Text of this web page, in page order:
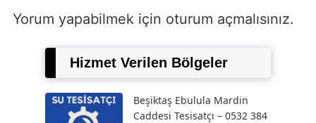
Yorum yapabilmek için oturum açmalısınız.
Hizmet Verilen Bölgeler
Beşiktaş Ebulula Mardin
Caddesi Tesisatçı – 0532 384